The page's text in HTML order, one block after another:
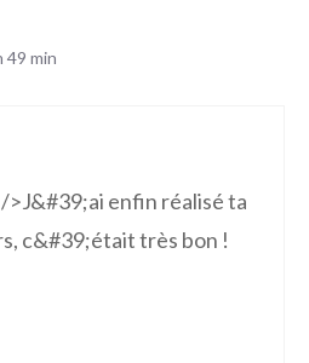
49 min
>J&#39;ai enfin réalisé ta
c&#39;était très bon !